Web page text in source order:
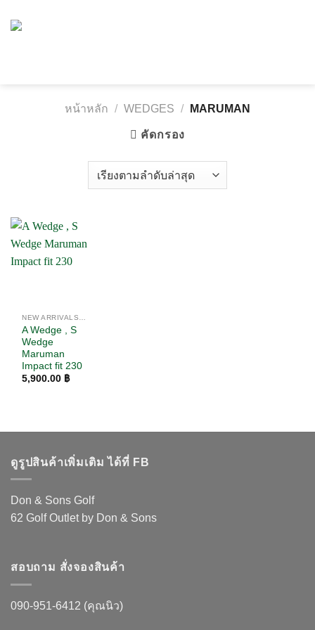
หน้าหลัก / WEDGES / MARUMAN
คัดกรอง
A Wedge , S
Wedge
Maruman
Impact fit 230
5,900.00 ฿
ดูรูปสินค้าเพิ่มเติม ได้ที่ FB
Don & Sons Golf
62 Golf Outlet by Don & Sons
สอบถาม สั่งจองสินค้า
090-951-6412 (คุณนิว)